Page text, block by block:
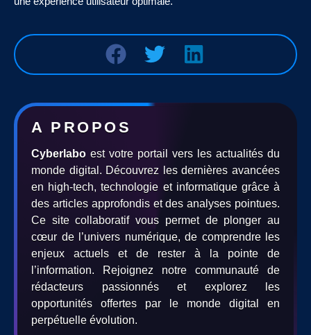
A PROPOS
Cyberlabo est votre portail vers les actualités du
monde digital. Découvrez les dernières avancées
en high-tech, technologie et informatique grâce à
des articles approfondis et des analyses pointues.
Ce site collaboratif vous permet de plonger au
cœur de l’univers numérique, de comprendre les
enjeux actuels et de rester à la pointe de
l’information. Rejoignez notre communauté de
rédacteurs passionnés et explorez les
opportunités offertes par le monde digital en
perpétuelle évolution.